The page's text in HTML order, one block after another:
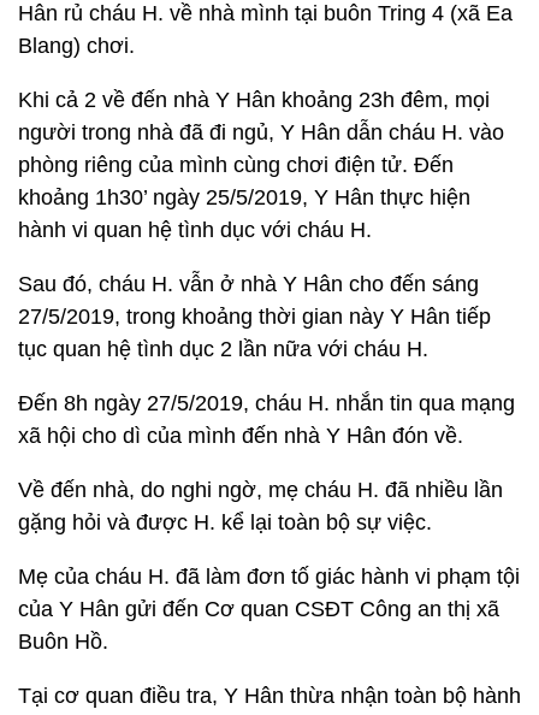
Hân rủ cháu H. về nhà mình tại buôn Tring 4 (xã Ea
Blang) chơi.
Khi cả 2 về đến nhà Y Hân khoảng 23h đêm, mọi
người trong nhà đã đi ngủ, Y Hân dẫn cháu H. vào
phòng riêng của mình cùng chơi điện tử. Đến
khoảng 1h30’ ngày 25/5/2019, Y Hân thực hiện
hành vi quan hệ tình dục với cháu H.
Sau đó, cháu H. vẫn ở nhà Y Hân cho đến sáng
27/5/2019, trong khoảng thời gian này Y Hân tiếp
tục quan hệ tình dục 2 lần nữa với cháu H.
Đến 8h ngày 27/5/2019, cháu H. nhắn tin qua mạng
xã hội cho dì của mình đến nhà Y Hân đón về.
Về đến nhà, do nghi ngờ, mẹ cháu H. đã nhiều lần
gặng hỏi và được H. kể lại toàn bộ sự việc.
Mẹ của cháu H. đã làm đơn tố giác hành vi phạm tội
của Y Hân gửi đến Cơ quan CSĐT Công an thị xã
Buôn Hồ.
Tại cơ quan điều tra, Y Hân thừa nhận toàn bộ hành